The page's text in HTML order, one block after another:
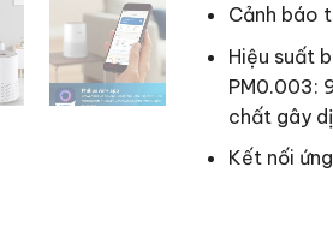
Cảnh báo
Hiệu suất
PM0.003:
chất gây
Kết nối